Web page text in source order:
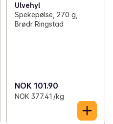
Ulvehyl
Spekepølse, 270 g,
Brødr Ringstad
NOK 101.90
NOK 377.41 /kg